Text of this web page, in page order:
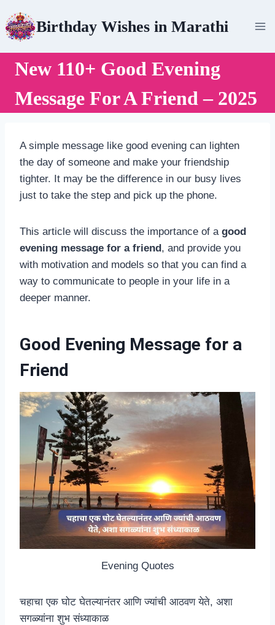
to
content
Birthday Wishes in Marathi
New 110+ Good Evening
Message For A Friend – 2025
A simple message like good evening can lighten
the day of someone and make your friendship
tighter. It may be the difference in our busy lives
just to take the step and pick up the phone.
This article will discuss the importance of a good
evening message for a friend, and provide you
with motivation and models so that you can find a
way to communicate to people in your life in a
deeper manner.
Good Evening Message for a
Friend
Evening Quotes
चहाचा एक घोट घेतल्यानंतर आणि ज्यांची आठवण येते, अशा
सगळ्यांना शुभ संध्याकाळ